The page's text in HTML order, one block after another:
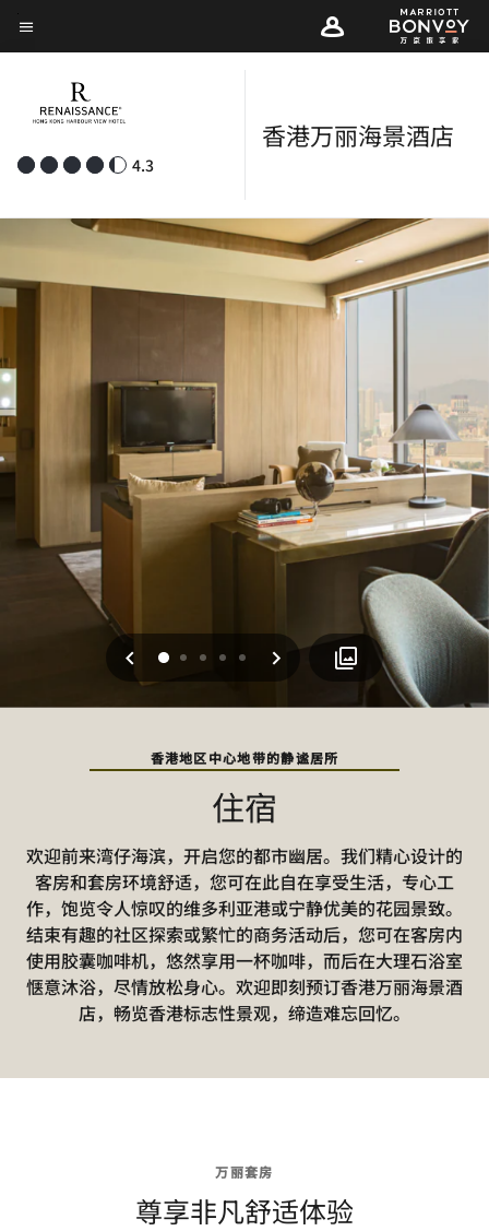
Skip
to
content
菜单文本
4.3
香港万丽海景酒店
上一页
0 1 2 3 4 下一页
香港地区中心地带的静谧居所
住宿
欢迎前来湾仔海滨，开启您的都市幽居。我们精心设计的
客房和套房环境舒适，您可在此自在享受生活，专心工
作，饱览令人惊叹的维多利亚港或宁静优美的花园景致。
结束有趣的社区探索或繁忙的商务活动后，您可在客房内
使用胶囊咖啡机，悠然享用一杯咖啡，而后在大理石浴室
惬意沐浴，尽情放松身心。欢迎即刻预订香港万丽海景酒
店，畅览香港标志性景观，缔造难忘回忆。
万丽套房
尊享非凡舒适体验